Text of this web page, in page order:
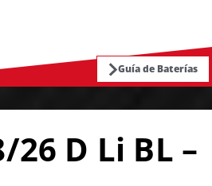
Guía de Baterías
26 D Li BL –